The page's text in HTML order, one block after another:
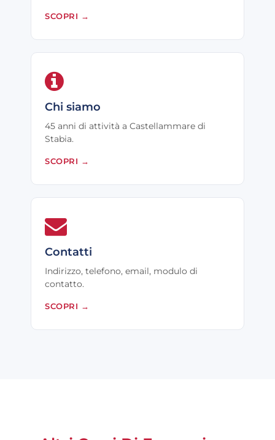
SCOPRI →
Chi siamo
45 anni di attività a Castellammare di
Stabia.
SCOPRI →
Contatti
Indirizzo, telefono, email, modulo di
contatto.
SCOPRI →